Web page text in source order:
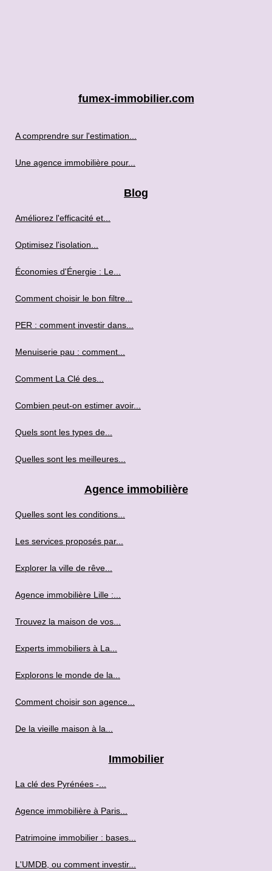
fumex-immobilier.com
A comprendre sur l'estimation...
Une agence immobilière pour...
Blog
Améliorez l'efficacité et...
Optimisez l'isolation...
Économies d'Énergie : Le...
Comment choisir le bon filtre...
PER : comment investir dans...
Menuiserie pau : comment...
Comment La Clé des...
Combien peut-on estimer avoir...
Quels sont les types de...
Quelles sont les meilleures...
Agence immobilière
Quelles sont les conditions...
Les services proposés par...
Explorer la ville de rêve...
Agence immobilière Lille :...
Trouvez la maison de vos...
Experts immobiliers à La...
Explorons le monde de la...
Comment choisir son agence...
De la vieille maison à la...
Immobilier
La clé des Pyrénées -...
Agence immobilière à Paris...
Patrimoine immobilier : bases...
L'UMDB, ou comment investir...